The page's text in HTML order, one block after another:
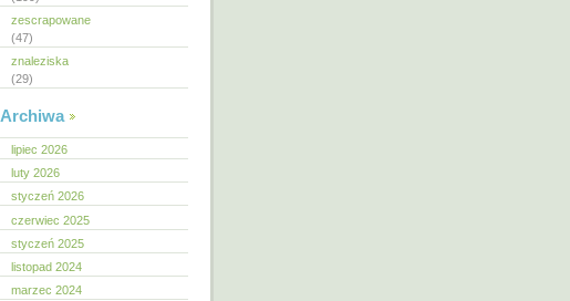
zescrapowane
(47)
znaleziska
(29)
Archiwa
lipiec 2026
luty 2026
styczeń 2026
czerwiec 2025
styczeń 2025
listopad 2024
marzec 2024